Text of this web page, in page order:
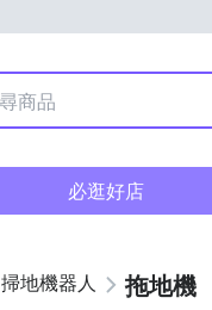
必逛好店
掃地機器人 拖地機